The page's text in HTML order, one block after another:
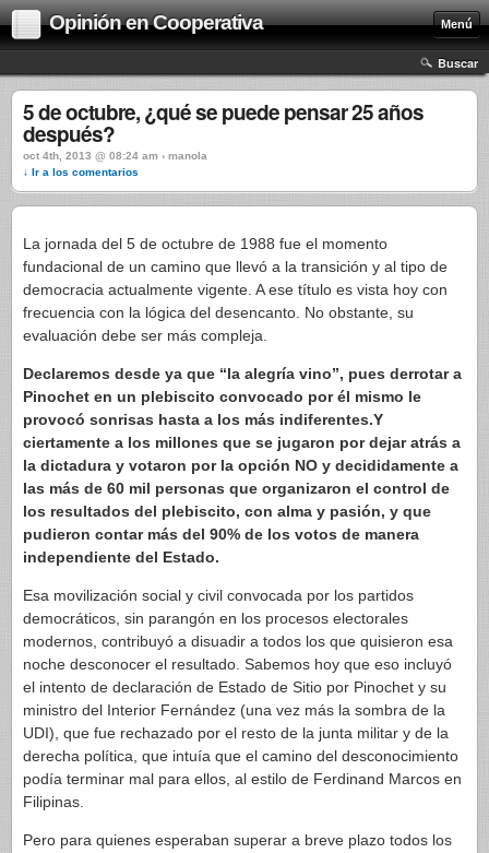
Opinión en Cooperativa Menú
Buscar
5 de octubre, ¿qué se puede pensar 25 años
después?
oct 4th, 2013 @ 08:24 am › manola
↓ Ir a los comentarios
La jornada del 5 de octubre de 1988 fue el momento
fundacional de un camino que llevó a la transición y al tipo de
democracia actualmente vigente. A ese título es vista hoy con
frecuencia con la lógica del desencanto. No obstante, su
evaluación debe ser más compleja.
Declaremos desde ya que “la alegría vino”, pues derrotar a
Pinochet en un plebiscito convocado por él mismo le
provocó sonrisas hasta a los más indiferentes.Y
ciertamente a los millones que se jugaron por dejar atrás a
la dictadura y votaron por la opción NO y decididamente a
las más de 60 mil personas que organizaron el control de
los resultados del plebiscito, con alma y pasión, y que
pudieron contar más del 90% de los votos de manera
independiente del Estado.
Esa movilización social y civil convocada por los partidos
democráticos, sin parangón en los procesos electorales
modernos, contribuyó a disuadir a todos los que quisieron esa
noche desconocer el resultado. Sabemos hoy que eso incluyó
el intento de declaración de Estado de Sitio por Pinochet y su
ministro del Interior Fernández (una vez más la sombra de la
UDI), que fue rechazado por el resto de la junta militar y de la
derecha política, que intuía que el camino del desconocimiento
podía terminar mal para ellos, al estilo de Ferdinand Marcos en
Filipinas.
Pero para quienes esperaban superar a breve plazo todos los